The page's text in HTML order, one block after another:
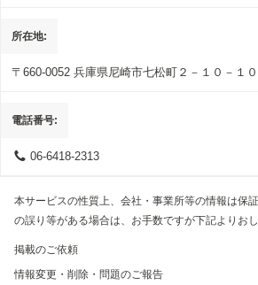
所在地
〒660-0052 兵庫県尼崎市七松町２－１０－１０
電話番号
06-6418-2313
本サービスの性質上、会社・事業所等の情報は保
の誤り等がある場合は、お手数ですが下記よりおし
掲載のご依頼
情報変更・削除・問題のご報告